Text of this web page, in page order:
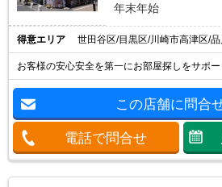
年末年始
得意エリア 世田谷区/目黒区/川崎市高津区/
お客様の安心安全を第一にお部屋探しをサポー
この店舗に問合
電話で問合せ